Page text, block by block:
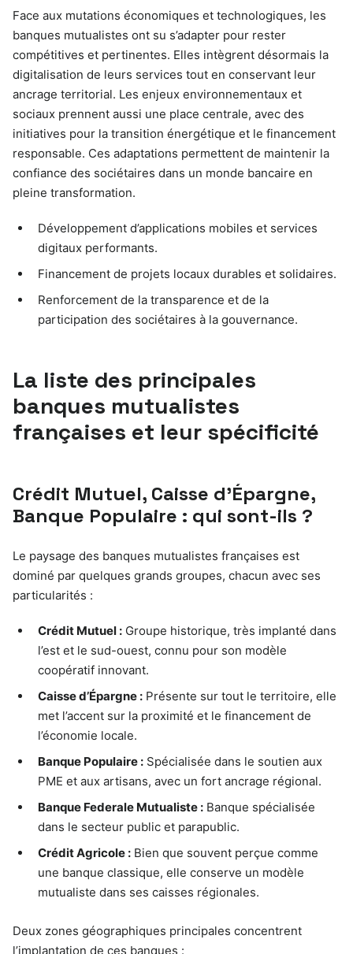
Face aux mutations économiques et technologiques, les
banques mutualistes ont su s’adapter pour rester
compétitives et pertinentes. Elles intègrent désormais la
digitalisation de leurs services tout en conservant leur
ancrage territorial. Les enjeux environnementaux et
sociaux prennent aussi une place centrale, avec des
initiatives pour la transition énergétique et le financement
responsable. Ces adaptations permettent de maintenir la
confiance des sociétaires dans un monde bancaire en
pleine transformation.
Développement d’applications mobiles et services
digitaux performants.
Financement de projets locaux durables et solidaires.
Renforcement de la transparence et de la
participation des sociétaires à la gouvernance.
La liste des principales
banques mutualistes
françaises et leur spécificité
Crédit Mutuel, Caisse d’Épargne,
Banque Populaire : qui sont-ils ?
Le paysage des banques mutualistes françaises est
dominé par quelques grands groupes, chacun avec ses
particularités :
Crédit Mutuel : Groupe historique, très implanté dans
l’est et le sud-ouest, connu pour son modèle
coopératif innovant.
Caisse d’Épargne : Présente sur tout le territoire, elle
met l’accent sur la proximité et le financement de
l’économie locale.
Banque Populaire : Spécialisée dans le soutien aux
PME et aux artisans, avec un fort ancrage régional.
Banque Federale Mutualiste : Banque spécialisée
dans le secteur public et parapublic.
Crédit Agricole : Bien que souvent perçue comme
une banque classique, elle conserve un modèle
mutualiste dans ses caisses régionales.
Deux zones géographiques principales concentrent
l’implantation de ces banques :